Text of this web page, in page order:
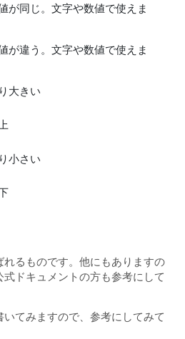
が同じ。文字や数値で使えま
が違う。文字や数値で使えま
大きい
小さい
れるものです。他にもありますの
式ドキュメントの方も参考にして
てみますので、参考にしてみて